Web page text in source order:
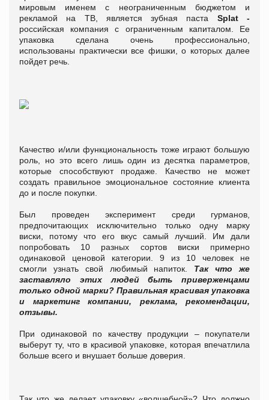
мировым именем с неограниченным бюджетом и
рекламой на ТВ, является зубная паста Splat -
российская компания с ограниченным капиталом. Ее
упаковка сделана очень профессионально,
использованы практически все фишки, о которых далее
пойдет речь.
Качество и/или функциональность тоже играют большую
роль, но это всего лишь один из десятка параметров,
которые способствуют продаже. Качество не может
создать правильное эмоциональное состояние клиента
до и после покупки.
Был проведен эксперимент среди гурманов,
предпочитающих исключительно только одну марку
виски, потому что его вкус самый лучший. Им дали
попробовать 10 разных сортов виски примерно
одинаковой ценовой категории. 9 из 10 человек не
смогли узнать свой любимый напиток. Так что же
заставляло этих людей быть приверженцами
только одной марки? Правильная красивая упаковка
и маркетинг компании, реклама, рекомендации,
отзывы.
При одинаковой по качеству продукции – покупатели
выберут ту, что в красивой упаковке, которая впечатлила
больше всего и внушает больше доверия.